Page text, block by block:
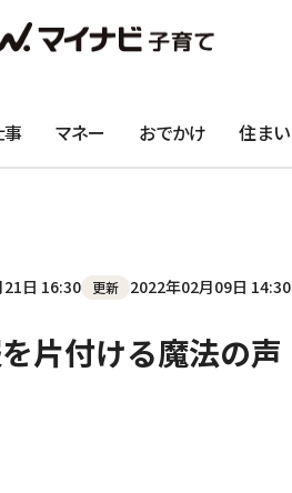
マネー おでかけ 住まい
日 16:30 更新 2022年02月09日 14:30
片付ける魔法の声